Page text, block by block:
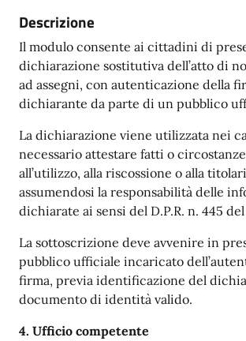
Descrizione
Il modulo consente ai cittadini di
dichiarazione sostitutiva dell’atto di
ad assegni, con autenticazione della
dichiarante da parte di un pubblico
La dichiarazione viene utilizzata nei
necessario attestare fatti o
all’utilizzo, alla riscossione o alla
assumendosi la responsabilità delle
dichiarate ai sensi del D.P.R. n. 445
La sottoscrizione deve avvenire in
pubblico ufficiale incaricato
firma, previa identificazione del
documento di identità valido.
4. Ufficio competente